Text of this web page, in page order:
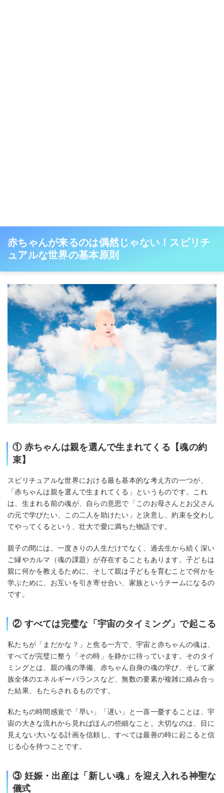
赤ちゃんが来るのは偶然じゃない！スピリチ
ュアルな世界の基本原則
① 赤ちゃんは親を選んで生まれてくる【魂の約
束】
スピリチュアルな世界における最も基本的な考え方の一つが、
「赤ちゃんは親を選んで生まれてくる」というものです。これ
は、生まれる前の魂が、自らの意思で「このお母さんとお父さん
の元で学びたい、この二人を助けたい」と決意し、約束を交わし
てやってくるという、壮大で愛に満ちた物語です。
親子の間には、一度きりの人生だけでなく、過去生から続く深い
ご縁やカルマ（魂の課題）が存在することもあります。子どもは
親に何かを教えるために、そして親は子どもを育むことで何かを
学ぶために、お互いを引き寄せ合い、家族というチームになるの
です。
② すべては完璧な「宇宙のタイミング」で起こる
私たちが「まだかな？」と焦る一方で、宇宙と赤ちゃんの魂は、
すべてが完璧に整う「その時」を静かに待っています。そのタイ
ミングとは、親の魂の準備、赤ちゃん自身の魂の学び、そして家
族全体のエネルギーバランスなど、無数の要素が複雑に絡み合っ
た結果、もたらされるものです。
私たちの時間感覚で「早い」「遅い」と一喜一憂することは、宇
宙の大きな流れから見ればほんの些細なこと。大切なのは、目に
見えない大いなる計画を信頼し、すべては最善の時に起こると信
じる心を持つことです。
③ 妊娠・出産は「新しい魂」を迎え入れる神聖な
儀式